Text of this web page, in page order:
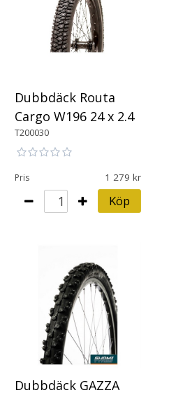
Dubbdäck Routa
Cargo W196 24 x 2.4
T200030
Pris 1 279
Köp
Dubbdäck GAZZA